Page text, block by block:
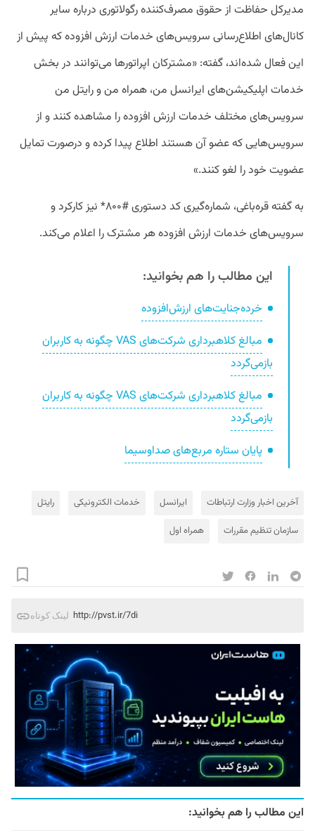
مدیرکل حفاظت از حقوق مصرف‌کننده رگولاتوری درباره سایر
کانال‌های اطلاع‌رسانی سرویس‌های خدمات ارزش افزوده که پیش از
این فعال شده‌اند، گفته: «مشترکان اپراتورها می‌توانند در بخش
خدمات اپلیکیشن‌های ایرانسل من، همراه من و رایتل من
سرویس‌های مختلف خدمات ارزش افزوده را مشاهده کنند و از
سرویس‌هایی که عضو آن هستند اطلاع پیدا کرده و درصورت تمایل
عضویت خود را لغو کنند.»
به گفته قره‌باغی، شماره‌گیری کد دستوری #۸۰۰* نیز کارکرد و
سرویس‌های خدمات ارزش افزوده هر مشترک را اعلام می‌کند.
این مطالب را هم بخوانید:
خرده‌جنایت‌های ارزش‌افزوده
مبالغ کلاهبرداری شرکت‌های VAS چگونه به کاربران
بازمی‌گردد
مبالغ کلاهبرداری شرکت‌های VAS چگونه به کاربران
بازمی‌گردد
پایان ستاره مربع‌های صداوسیما
آخرین اخبار وزارت ارتباطات ایرانسل خدمات الکترونیکی
رایتل
سازمان تنظیم مقررات
همراه اول
لینک کوتاه http://pvst.ir/7di
این مطالب را هم بخوانید: